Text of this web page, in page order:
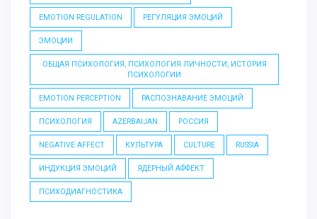
EMOTION REGULATION РЕГУЛЯЦИЯ ЭМОЦИЙ
ЭМОЦИИ
ОБЩАЯ ПСИХОЛОГИЯ, ПСИХОЛОГИЯ ЛИЧНОСТИ, ИСТОРИЯ
ПСИХОЛОГИИ
EMOTION PERCEPTION РАСПОЗНАВАНИЕ ЭМОЦИЙ
ПСИХОЛОГИЯ AZERBAIJAN РОССИЯ
NEGATIVE AFFECT КУЛЬТУРА CULTURE RUSSIA
ИНДУКЦИЯ ЭМОЦИЙ ЯДЕРНЫЙ АФФЕКТ
ПСИХОДИАГНОСТИКА